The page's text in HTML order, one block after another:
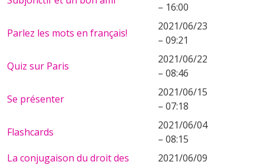
– 16:00
Parlez les mots en français!
2021/06/23
– 09:21
Quiz sur Paris
2021/06/22
– 08:46
Se présenter
2021/06/15
– 07:18
Flashcards
2021/06/04
– 08:15
La conjugaison du droit des
2021/06/09